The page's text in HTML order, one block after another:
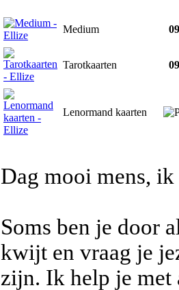
Medium
Tarotkaarten
Lenormand kaarten
Dag mooi mens,
Soms ben je door
kwijt en vraag je
zijn. Ik help je